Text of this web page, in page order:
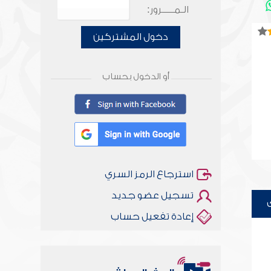
الـمـــــرور:
دخول المشتركين
أو الدخول بحساب
استرجاع الرمز السري
تسجيل عضو جديد
إعادة تفعيل حساب